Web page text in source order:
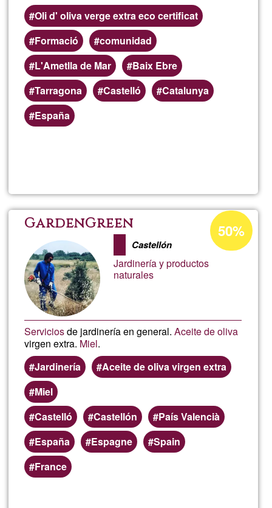
Oli d' oliva verge extra eco certificat
Formació
comunidad
L'Ametlla de Mar
Baix Ebre
Tarragona
Castelló
Catalunya
España
GardenGreen
Castellón
Jardinería y productos
naturales
Serviciosde jardinería en general.Aceite de oliva
virgen extra. Miel.
Jardinería
Aceite de oliva virgen extra
Miel
Castelló
Castellón
País Valencià
España
Espagne
Spain
France
Percentatge
d'acceptació
de
50%